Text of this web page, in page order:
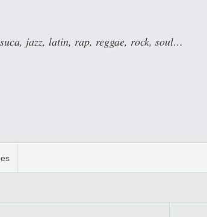
jazz, latin, rap, reggae, rock, soul…